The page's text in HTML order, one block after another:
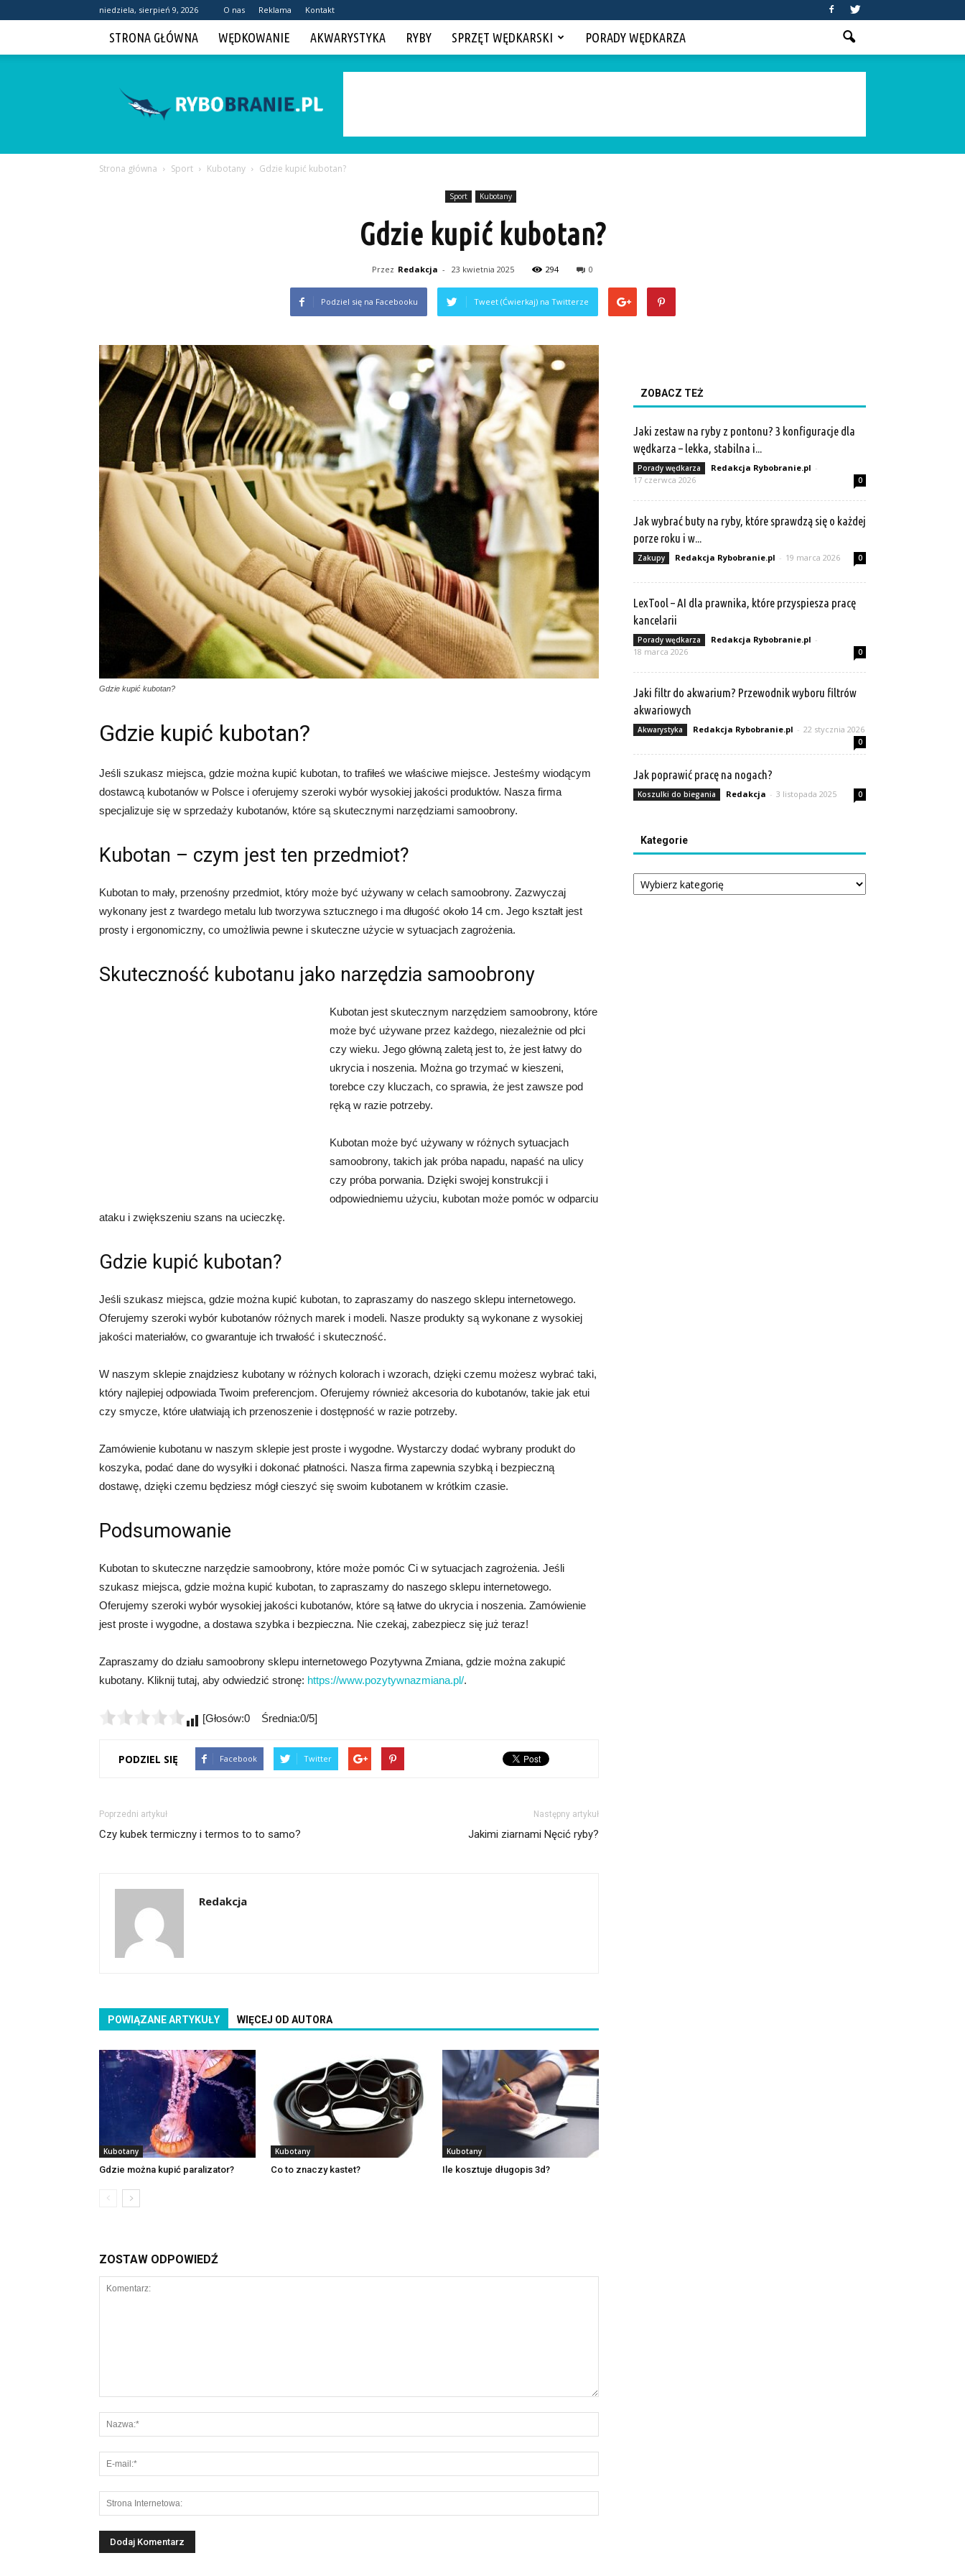
niedziela, sierpień 9, 2026 O nas Reklama Kontakt
STRONA GŁÓWNA WĘDKOWANIE AKWARYSTYKA RYBY SPRZĘT WĘDKARSKI PORADY WĘDKARZA
Strona główna Sport Kubotany Gdzie kupić kubotan?
Sport Kubotany
Gdzie kupić kubotan?
Przez Redakcja - 23 kwietnia 2025 294 0
Podziel się na Facebooku Tweet (Ćwierkaj) na Twitterze
Gdzie kupić kubotan?
Gdzie kupić kubotan?
Jeśli szukasz miejsca, gdzie można kupić kubotan, to trafiłeś we właściwe miejsce. Jesteśmy wiodącym
dostawcą kubotanów w Polsce i oferujemy szeroki wybór wysokiej jakości produktów. Nasza firma
specjalizuje się w sprzedaży kubotanów, które są skutecznymi narzędziami samoobrony.
Kubotan – czym jest ten przedmiot?
Kubotan to mały, przenośny przedmiot, który może być używany w celach samoobrony. Zazwyczaj
wykonany jest z twardego metalu lub tworzywa sztucznego i ma długość około 14 cm. Jego kształt jest
prosty i ergonomiczny, co umożliwia pewne i skuteczne użycie w sytuacjach zagrożenia.
Skuteczność kubotanu jako narzędzia samoobrony
Kubotan jest skutecznym narzędziem samoobrony, które
może być używane przez każdego, niezależnie od płci
czy wieku. Jego główną zaletą jest to, że jest łatwy do
ukrycia i noszenia. Można go trzymać w kieszeni,
torebce czy kluczach, co sprawia, że jest zawsze pod
ręką w razie potrzeby.
Kubotan może być używany w różnych sytuacjach
samoobrony, takich jak próba napadu, napaść na ulicy
czy próba porwania. Dzięki swojej konstrukcji i
odpowiedniemu użyciu, kubotan może pomóc w odparciu
ataku i zwiększeniu szans na ucieczkę.
Gdzie kupić kubotan?
Jeśli szukasz miejsca, gdzie można kupić kubotan, to zapraszamy do naszego sklepu internetowego.
Oferujemy szeroki wybór kubotanów różnych marek i modeli. Nasze produkty są wykonane z wysokiej
jakości materiałów, co gwarantuje ich trwałość i skuteczność.
W naszym sklepie znajdziesz kubotany w różnych kolorach i wzorach, dzięki czemu możesz wybrać taki,
który najlepiej odpowiada Twoim preferencjom. Oferujemy również akcesoria do kubotanów, takie jak etui
czy smycze, które ułatwiają ich przenoszenie i dostępność w razie potrzeby.
Zamówienie kubotanu w naszym sklepie jest proste i wygodne. Wystarczy dodać wybrany produkt do
koszyka, podać dane do wysyłki i dokonać płatności. Nasza firma zapewnia szybką i bezpieczną
dostawę, dzięki czemu będziesz mógł cieszyć się swoim kubotanem w krótkim czasie.
Podsumowanie
Kubotan to skuteczne narzędzie samoobrony, które może pomóc Ci w sytuacjach zagrożenia. Jeśli
szukasz miejsca, gdzie można kupić kubotan, to zapraszamy do naszego sklepu internetowego.
Oferujemy szeroki wybór wysokiej jakości kubotanów, które są łatwe do ukrycia i noszenia. Zamówienie
jest proste i wygodne, a dostawa szybka i bezpieczna. Nie czekaj, zabezpiecz się już teraz!
Zapraszamy do działu samoobrony sklepu internetowego Pozytywna Zmiana, gdzie można zakupić
kubotany. Kliknij tutaj, aby odwiedzić stronę: https://www.pozytywnazmiana.pl/.
[Głosów:0 Średnia:0/5]
PODZIEL SIĘ Facebook Twitter
Poprzedni artykuł
Czy kubek termiczny i termos to to samo?
Następny artykuł
Jakimi ziarnami Nęcić ryby?
Redakcja
POWIĄZANE ARTYKUŁY WIĘCEJ OD AUTORA
Kubotany
Gdzie można kupić paralizator?
Kubotany
Co to znaczy kastet?
Kubotany
Ile kosztuje długopis 3d?
ZOSTAW ODPOWIEDŹ
ZOBACZ TEŻ
Jaki zestaw na ryby z pontonu? 3 konfiguracje dla
wędkarza – lekka, stabilna i...
Porady wędkarza Redakcja Rybobranie.pl -
17 czerwca 2026
0
Jak wybrać buty na ryby, które sprawdzą się o każdej
porze roku i w...
Zakupy Redakcja Rybobranie.pl - 19 marca 2026 0
LexTool – AI dla prawnika, które przyspiesza pracę
kancelarii
Porady wędkarza Redakcja Rybobranie.pl -
18 marca 2026
0
Jaki filtr do akwarium? Przewodnik wyboru filtrów
akwariowych
Akwarystyka Redakcja Rybobranie.pl - 22 stycznia 2026
0
Jak poprawić pracę na nogach?
Koszulki do biegania Redakcja - 3 listopada 2025 0
Kategorie
Kategorie